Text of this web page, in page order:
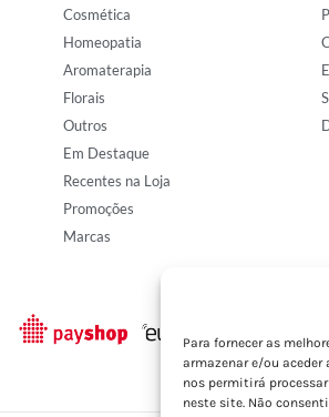
Para fornecer as
armazenar e/ou
nos permitirá
neste site. Não
Cosmética
Homeopatia
Aromaterapia
Florais
Outros
Em Destaque
Recentes na Loja
Promoções
Marcas